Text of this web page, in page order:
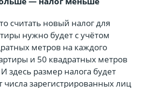
считать новый налог для
нужно будет с учётом
метров на каждого
и 50 квадратных метров
здесь размер налога будет
числа зарегистрированных лиц